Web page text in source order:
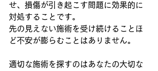
せ、損傷が引き起こす問題に効果的に
対処することです。
先の見えない施術を受け続けることほ
ど不安が膨らむことはありません。
適切な施術を探すのはあなたの大切な